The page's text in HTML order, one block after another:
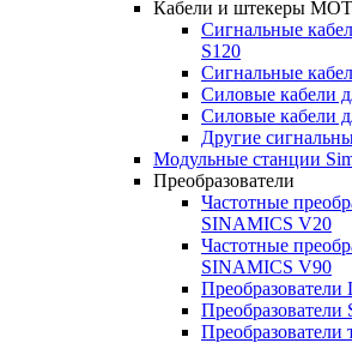
Кабели и штекеры
Сигнальные
S120
Сигнальные
Силовые кабели
Силовые кабели
Другие
Модульные станции
Преобразователи
Частотные
SINAMICS V20
Частотные
SINAMICS V90